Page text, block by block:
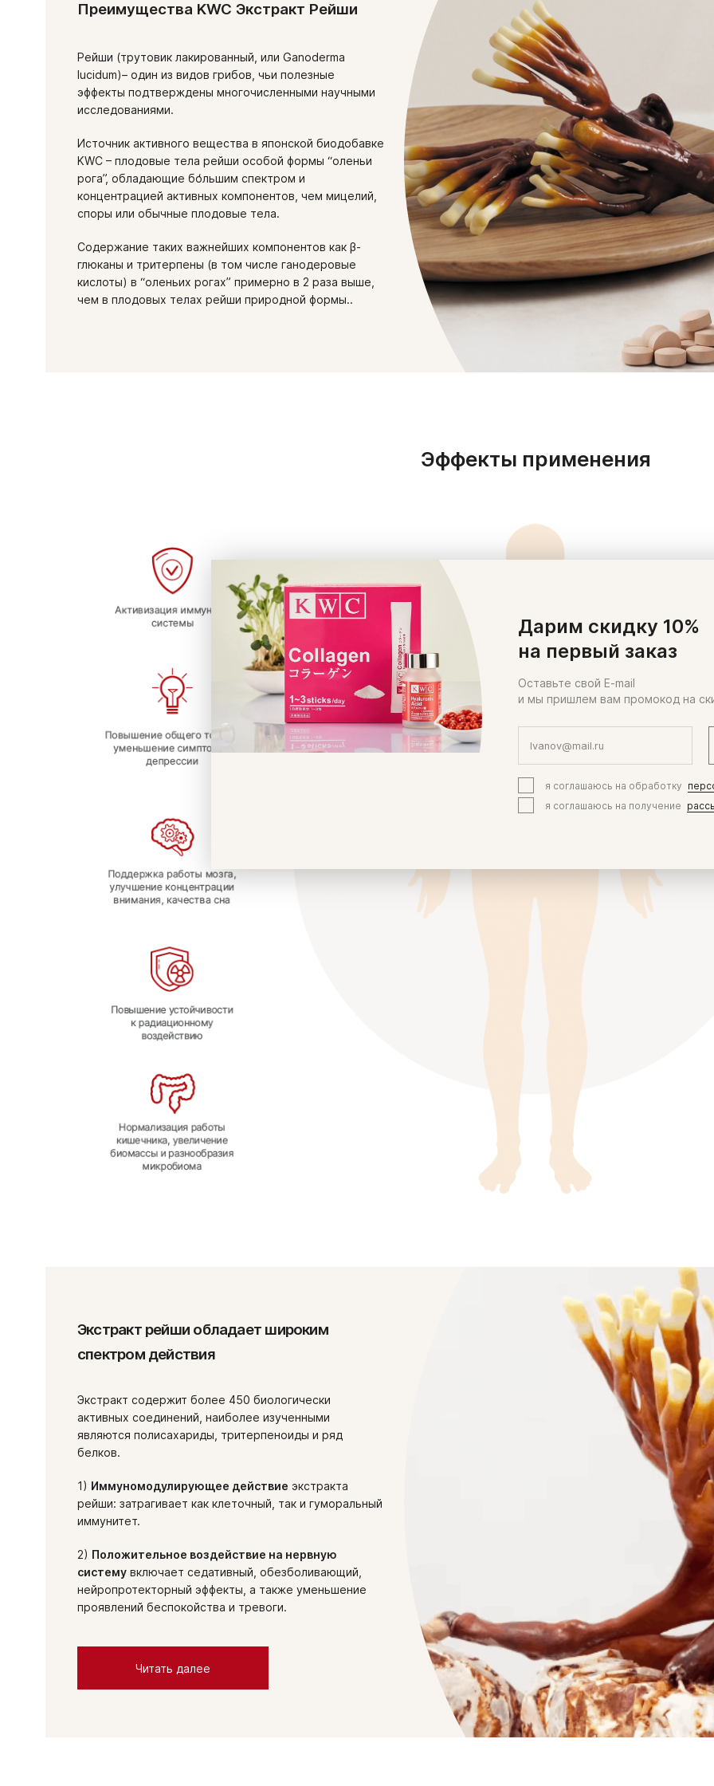
ганодеровые кислоты) в
плодовых телах рейши
кормление грудью. Перед
врачом.
Преимущества KWC Экстракт Рейши
Рейши (трутовик лакированный, или Ganoderma
lucidum)– один из видов грибов, чьи полезные
эффекты подтверждены многочисленными научными
исследованиями.
Источник активного вещества в японской биодобавке
KWC – плодовые тела рейши особой формы “оленьи
рога”, обладающие бо̒льшим спектром и
концентрацией активных компонентов, чем мицелий,
споры или обычные плодовые тела.
Содержание таких важнейших компонентов как β-
глюканы и тритерпены (в том числе ганодеровые
кислоты) в “оленьих рогах” примерно в 2 раза выше,
чем в плодовых телах рейши природной формы..
Эффекты применения
Экстракт рейши обладает широким
спектром действия
Экстракт содержит более 450 биологически
активных соединений, наиболее изученными
являются полисахариды, тритерпеноиды и ряд
белков.
1) Иммуномодулирующее действие экстракта
рейши: затрагивает как клеточный, так и гуморальный
иммунитет.
2) Положительное воздействие на нервную
систему включает седативный, обезболивающий,
нейропротекторный эффекты, а также уменьшение
проявлений беспокойства и тревоги.
Читать далее
Дарим скидку 10%
на первый заказ
Оставьте свой E-mail
и мы пришлем вам промокод на
я соглашаюсь на обработку
я соглашаюсь на получение